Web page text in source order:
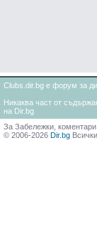
Clubs.dir.bg е форум за
Никаква част от
на Dir.bg
За Забележки,
© 2006-2026 Dir.bg